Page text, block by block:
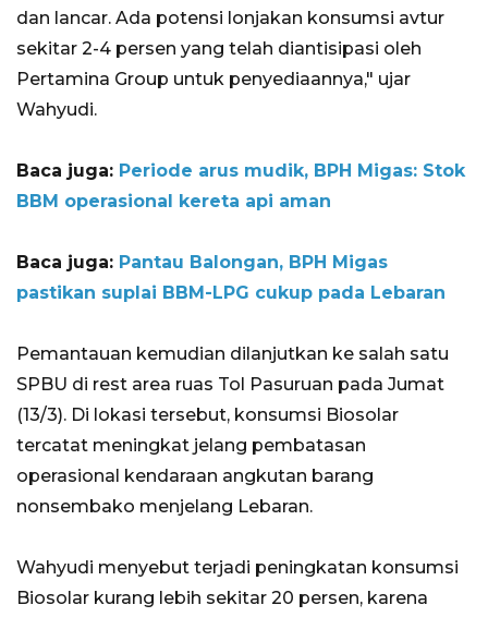
dan lancar. Ada potensi lonjakan konsumsi avtur
sekitar 2-4 persen yang telah diantisipasi oleh
Pertamina Group untuk penyediaannya," ujar
Wahyudi.
Baca juga: Periode arus mudik, BPH Migas: Stok
BBM operasional kereta api aman
Baca juga: Pantau Balongan, BPH Migas
pastikan suplai BBM-LPG cukup pada Lebaran
Pemantauan kemudian dilanjutkan ke salah satu
SPBU di rest area ruas Tol Pasuruan pada Jumat
(13/3). Di lokasi tersebut, konsumsi Biosolar
tercatat meningkat jelang pembatasan
operasional kendaraan angkutan barang
nonsembako menjelang Lebaran.
Wahyudi menyebut terjadi peningkatan konsumsi
Biosolar kurang lebih sekitar 20 persen, karena